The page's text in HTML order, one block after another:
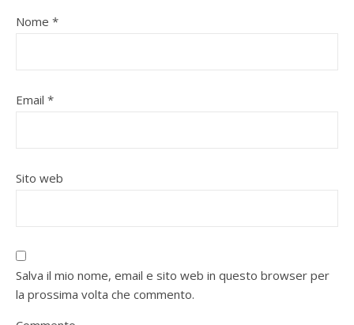
Nome *
Email *
Sito web
Salva il mio nome, email e sito web in questo browser per
la prossima volta che commento.